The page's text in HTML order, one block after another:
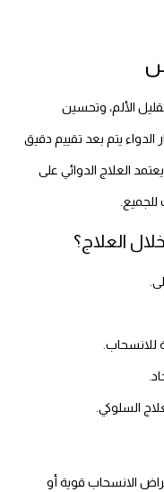
الألم، وتحسين
الدواء يتم بعد تقييم دقيق
العلاج الدوائي على
العلاج؟
للانسحاب.
السلوكي.
الانسحاب قوية أو